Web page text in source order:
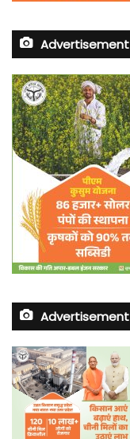
Advertisement
Advertisement